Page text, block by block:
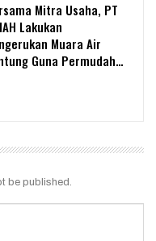
Mitra Usaha, PT
Lakukan
Muara Air
Guna Permudah…
be published.